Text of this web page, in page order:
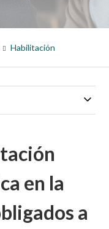
Habilitación
en la
a